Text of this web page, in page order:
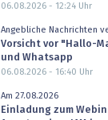
06.08.2026 - 12:24Uhr
Angebliche Nachrichten
Vorsicht vor "Hallo-
und Whatsapp
06.08.2026 - 16:40 Uhr
Am 27.08.2026
Einladung zum